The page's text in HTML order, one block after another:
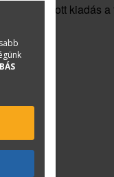
és javított kiadás